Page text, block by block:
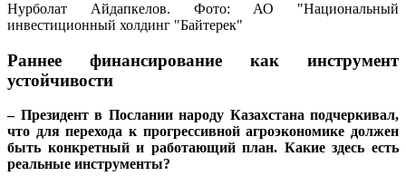
Нурболат Айдапкелов. Фото: АО "Национальный
инвестиционный холдинг "Байтерек"
Раннее финансирование как инструмент
устойчивости
– Президент в Послании народу Казахстана подчеркивал,
что для перехода к прогрессивной агроэкономике должен
быть конкретный и работающий план. Какие здесь есть
реальные инструменты?